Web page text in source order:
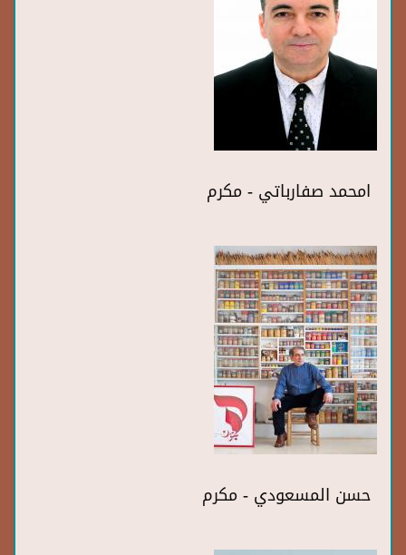
امحمد صفارباتي - مكرم
حسن المسعودي - مكرم